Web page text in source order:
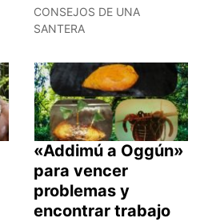
CONSEJOS DE UNA
SANTERA
«Addimú a Oggún»
para vencer
problemas y
encontrar trabajo